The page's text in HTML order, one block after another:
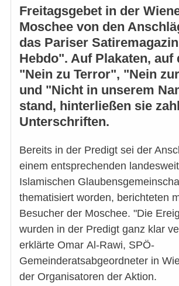
Freitagsgebet in der
Moschee von den
das Pariser
Hebdo". Auf Plakaten, auf
"Nein zu Terror", "Nein
und "Nicht in unserem
stand, hinterließen sie
Unterschriften.
Bereits in der Predigt sei der
einem entsprechenden
Islamischen
thematisiert worden, berichteten
Besucher der Moschee. "Die
wurden in der Predigt ganz klar
erklärte Omar Al-Rawi, SPÖ-
Gemeinderatsabgeordneter in
der Organisatoren der Aktion.